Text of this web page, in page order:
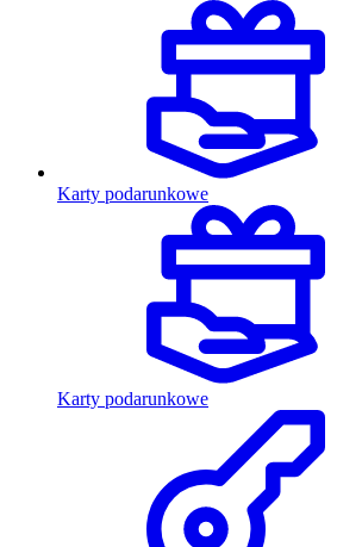
Karty podarunkowe
Karty podarunkowe